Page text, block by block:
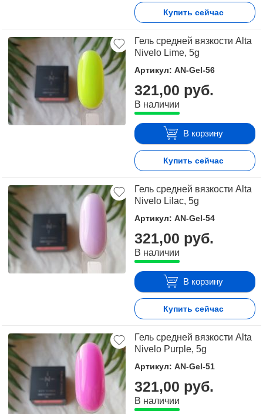
Купить сейчас
Гель средней вязкости Alta
Nivelo Lime, 5g
Артикул: AN-Gel-56
321,00 руб.
В наличии
В корзину
Купить сейчас
Гель средней вязкости Alta
Nivelo Lilac, 5g
Артикул: AN-Gel-54
321,00 руб.
В наличии
В корзину
Купить сейчас
Гель средней вязкости Alta
Nivelo Purple, 5g
Артикул: AN-Gel-51
321,00 руб.
В наличии